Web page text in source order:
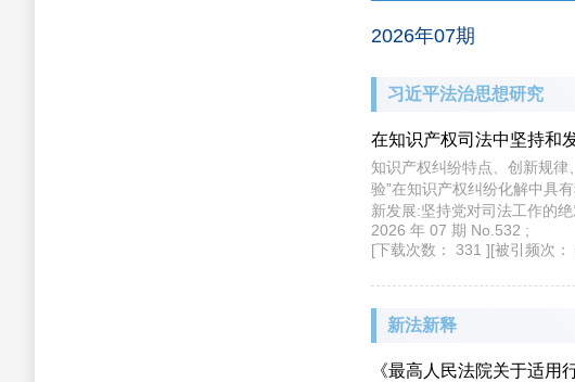
2026年07期
习近平法治思想研究
在知识产权司法中坚持和
知识产权纠纷特点、创新规律
验”在知识产权纠纷化解中具
新发展:坚持党对司法工作的
以人民为中心,站稳知识产权
的守正创新;坚持依法治理,保
晰、稳定、可预期的法律边
2026 年 07 期 No.532 ;
[下载次数： 331 ][被引频次：
新法新释
《最高人民法院关于适用